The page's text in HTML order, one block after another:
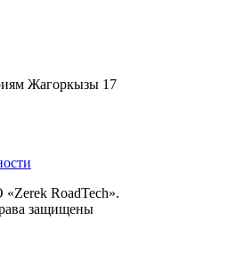
Жагоркызы 17
RoadTech».
защищены